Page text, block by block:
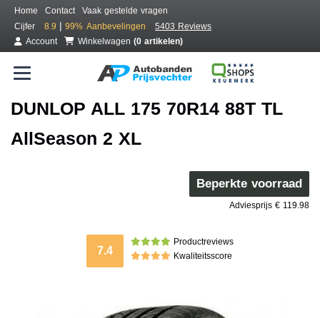
Home Contact
Vaak gestelde vragen
Cijfer
8.9 | 99% Aanbevelingen
5403 Reviews
Account
Winkelwagen (0 artikelen)
DUNLOP ALL 175 70R14 88T TL
AllSeason 2 XL
Beperkte voorraad
Adviesprijs € 119.98
7.4
Productreviews
Kwaliteitsscore